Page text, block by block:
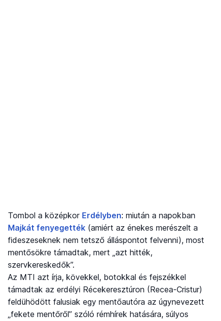
Tombol a középkor Erdélyben: miután a napokban
Majkát fenyegették (amiért az énekes merészelt a
fideszeseknek nem tetsző álláspontot felvenni), most
mentősökre támadtak, mert „azt hitték,
szervkereskedők”.
Az MTI azt írja, kövekkel, botokkal és fejszékkel
támadtak az erdélyi Récekeresztúron (Recea-Cristur)
feldühödött falusiak egy mentőautóra az úgynevezett
„fekete mentőről” szóló rémhírek hatására, súlyos